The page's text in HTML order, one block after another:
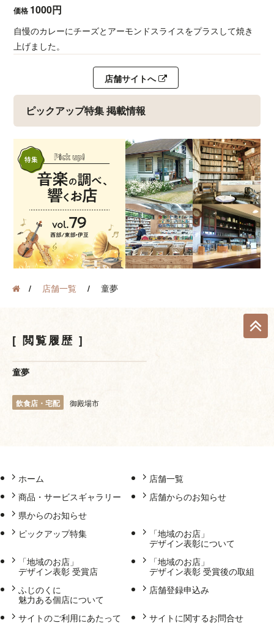
価格 1000円
自慢のカレーにチーズとアーモンドスライスをプラスして焼き
上げました。
店舗サイトへ
ピックアップ特集 掲載情報
店舗一覧 童夢
閲覧履歴
童夢
飲食店・宅配 御殿場市
ホーム
店舗一覧
商品・サービスギャラリー
店舗からのお知らせ
県からのお知らせ
ピックアップ特集
「地域のお店」
デザイン表彰について
「地域のお店」
デザイン表彰 受賞店
「地域のお店」
デザイン表彰 受賞後の取組
ふじのくに
魅力ある個店について
店舗登録申込み
サイトのご利用にあたって サイトに関するお問合せ